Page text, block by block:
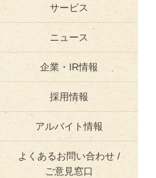
サービス
ニュース
企業・IR情報
採用情報
アルバイト情報
よくあるお問い合わせ /
ご意見窓口